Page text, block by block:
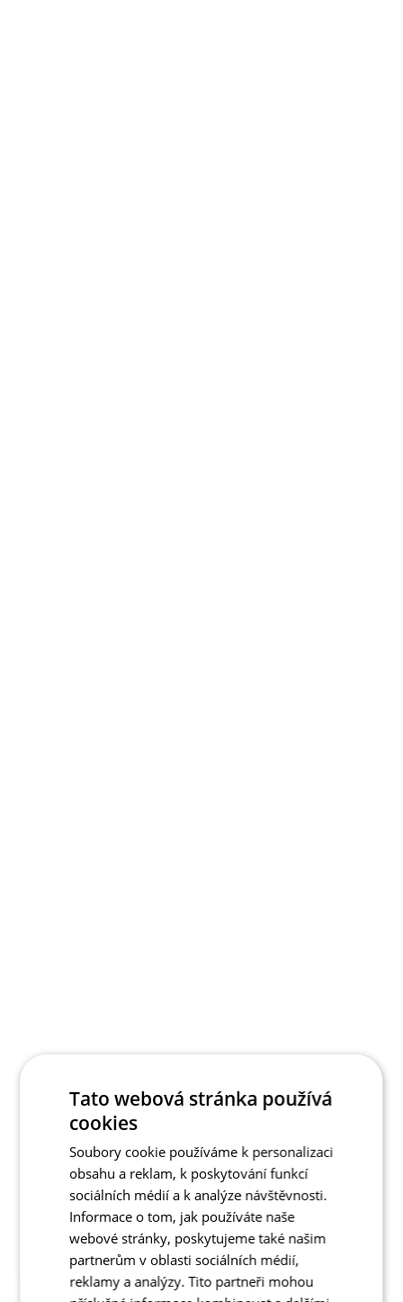
Tato webová stránka používá
cookies
Soubory cookie používáme k personalizaci
obsahu a reklam, k poskytování funkcí
sociálních médií a k analýze návštěvnosti.
Informace o tom, jak používáte naše
webové stránky, poskytujeme také našim
partnerům v oblasti sociálních médií,
reklamy a analýzy. Tito partneři mohou